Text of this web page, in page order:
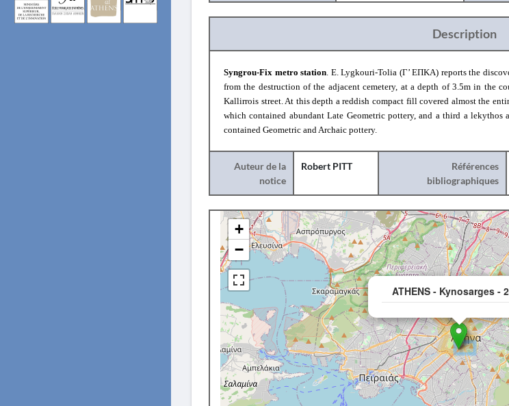
Description
Syngrou-Fix metro station. E. Lygkouri-Tolia (Γ’ΕΠΚΑ) reportsthe
from the destructionofthe adjacent cemetery, at a depth of 3.5min the
Kallirrois street. At this depth areddish compact fill covered almost the
which contained abundant Late Geometric pottery, and a third a lekythos
contained Geometric and Archaic pottery.
Auteur de la
notice
Robert PITT
Références
bibliographiques
ATHENS - Kynosarges -
+
−